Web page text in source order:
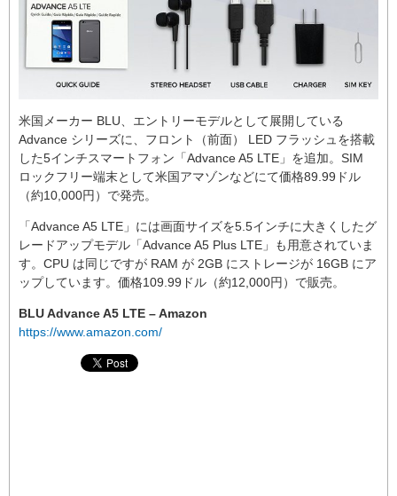
米国メーカー BLU、エントリーモデルとして展開している
Advance シリーズに、フロント（前面） LED フラッシュを搭載
した5インチスマートフォン「Advance A5 LTE」を追加。SIM
ロックフリー端末として米国アマゾンなどにて価格89.99ドル
（約10,000円）で発売。
「Advance A5 LTE」には画面サイズを5.5インチに大きくしたグ
レードアップモデル「Advance A5 Plus LTE」も用意されていま
す。CPU は同じですが RAM が 2GB にストレージが 16GB にア
ップしています。価格109.99ドル（約12,000円）で販売。
BLU Advance A5 LTE – Amazon
https://www.amazon.com/